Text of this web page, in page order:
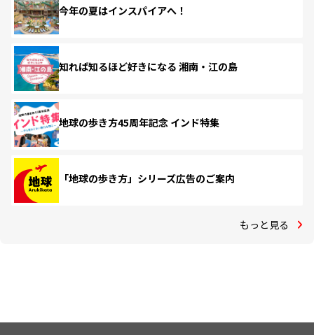
今年の夏はインスパイアへ！
知れば知るほど好きになる 湘南・江の島
地球の歩き方45周年記念 インド特集
「地球の歩き方」シリーズ広告のご案内
もっと見る